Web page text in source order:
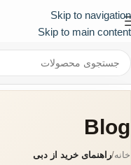
Skip to navigation
Skip to main content
Blog
خانه/راهنمای خرید از دبی